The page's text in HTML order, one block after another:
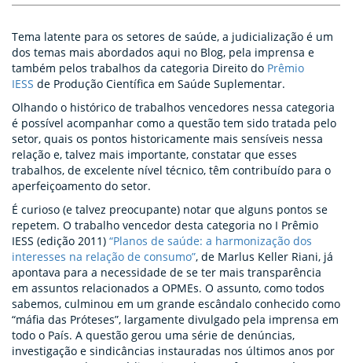
Tema latente para os setores de saúde, a judicialização é um
dos temas mais abordados aqui no Blog, pela imprensa e
também pelos trabalhos da categoria Direito do Prêmio
IESS de Produção Científica em Saúde Suplementar.
Olhando o histórico de trabalhos vencedores nessa categoria
é possível acompanhar como a questão tem sido tratada pelo
setor, quais os pontos historicamente mais sensíveis nessa
relação e, talvez mais importante, constatar que esses
trabalhos, de excelente nível técnico, têm contribuído para o
aperfeiçoamento do setor.
É curioso (e talvez preocupante) notar que alguns pontos se
repetem. O trabalho vencedor desta categoria no I Prêmio
IESS (edição 2011) “Planos de saúde: a harmonização dos
interesses na relação de consumo”, de Marlus Keller Riani, já
apontava para a necessidade de se ter mais transparência
em assuntos relacionados a OPMEs. O assunto, como todos
sabemos, culminou em um grande escândalo conhecido como
“máfia das Próteses”, largamente divulgado pela imprensa em
todo o País. A questão gerou uma série de denúncias,
investigação e sindicâncias instauradas nos últimos anos por